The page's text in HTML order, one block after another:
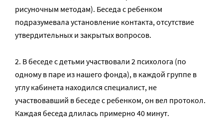
рисуночным методам). Беседа с ребенком
подразумевала установление контакта, отсутствие
утвердительных и закрытых вопросов.
2. В беседе с детьми участвовали 2 психолога (по
одному в паре из нашего фонда), в каждой группе в
углу кабинета находился специалист, не
участвовавший в беседе с ребенком, он вел протокол.
Каждая беседа длилась примерно 40 минут.